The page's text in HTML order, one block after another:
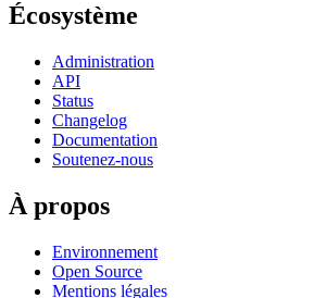
Écosystème
Administration
API
Status
Changelog
Documentation
Soutenez-nous
À propos
Environnement
Open Source
Mentions légales